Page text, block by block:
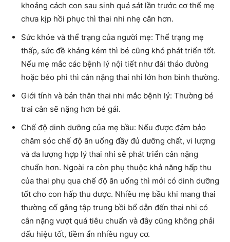
khoảng cách con sau sinh quá sát lần trước cơ thể mẹ
chưa kịp hồi phục thì thai nhi nhẹ cân hơn.
Sức khỏe và thể trạng của người mẹ: Thể trạng mẹ
thấp, sức đề kháng kém thì bé cũng khó phát triển tốt.
Nếu mẹ mắc các bệnh lý nội tiết như đái tháo đường
hoặc béo phì thì cân nặng thai nhi lớn hơn bình thường.
Giới tính và bản thân thai nhi mắc bệnh lý: Thường bé
trai cân sẽ nặng hơn bé gái.
Chế độ dinh dưỡng của mẹ bầu: Nếu được đảm bảo
chăm sóc chế độ ăn uống đầy đủ dưỡng chất, vi lượng
và đa lượng hợp lý thai nhi sẽ phát triển cân nặng
chuẩn hơn. Ngoài ra còn phụ thuộc khả năng hấp thu
của thai phụ qua chế độ ăn uống thì mới có dinh dưỡng
tốt cho con hấp thu được. Nhiều mẹ bầu khi mang thai
thường cố gắng tập trung bồi bổ dẫn đến thai nhi có
cân nặng vượt quá tiêu chuẩn và đây cũng không phải
dấu hiệu tốt, tiềm ẩn nhiều nguy cơ.